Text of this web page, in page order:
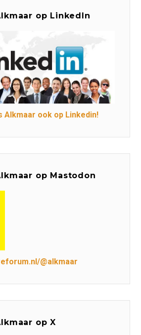
op LinkedIn
Alkmaar ook op Linkedin!
op Mastodon
@alkmaar
op X